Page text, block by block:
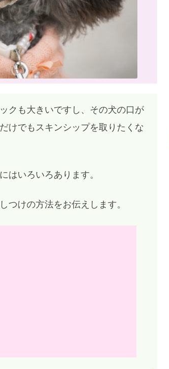
クも大きいですし、その犬の口が
けでもスキンシップを取りたくな
はいろいろあります。
つけの方法をお伝えします。